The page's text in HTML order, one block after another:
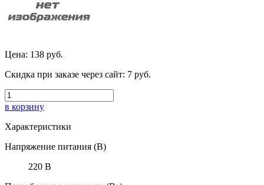
Цена: 138 руб.
Скидка при заказе через сайт: 7 руб.
в корзину
Характеристики
Напряжение питания (В)
220 В